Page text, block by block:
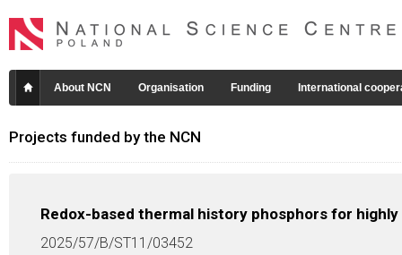
About NCN Organisation Funding International
Projects funded by the NCN
Redox-based thermal history phosphors for
2025/57/B/ST11/03452